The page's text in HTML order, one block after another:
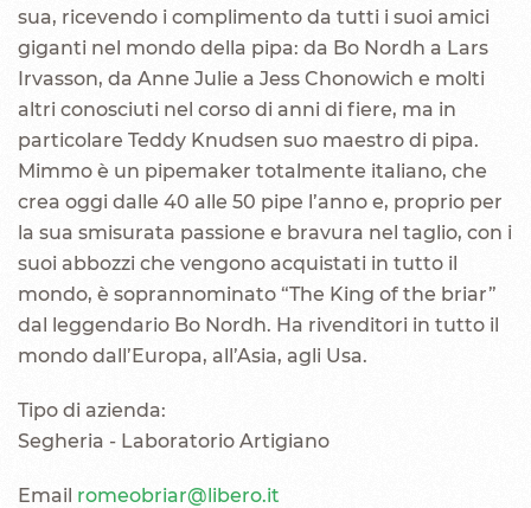
sua, ricevendo i complimento da tutti i suoi amici
giganti nel mondo della pipa: da Bo Nordh a Lars
Irvasson, da Anne Julie a Jess Chonowich e molti
altri conosciuti nel corso di anni di fiere, ma in
particolare Teddy Knudsen suo maestro di pipa.
Mimmo è un pipemaker totalmente italiano, che
crea oggi dalle 40 alle 50 pipe l’anno e, proprio per
la sua smisurata passione e bravura nel taglio, con i
suoi abbozzi che vengono acquistati in tutto il
mondo, è soprannominato “The King of the briar”
dal leggendario Bo Nordh. Ha rivenditori in tutto il
mondo dall’Europa, all’Asia, agli Usa.
Tipo di azienda:
Segheria - Laboratorio Artigiano
Email romeobriar@libero.it